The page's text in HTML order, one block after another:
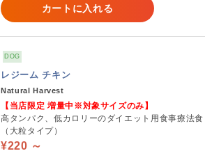
カートに入れる
DOG
レジーム チキン
Natural Harvest
【当店限定 増量中※対象サイズのみ】
高タンパク、低カロリーのダイエット用食事療法食
（大粒タイプ）
¥220 ～